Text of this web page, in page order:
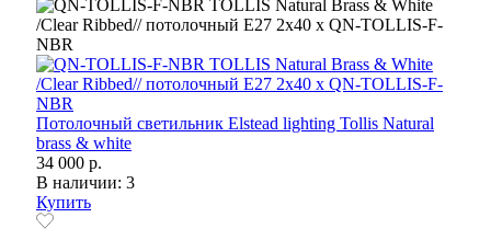
Потолочный светильник Elstead lighting Tollis Natural
brass & white
34 000 р.
В наличии: 3
Купить